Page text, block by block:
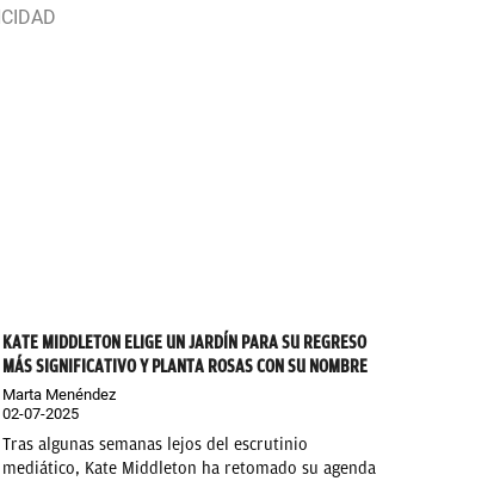
KATE MIDDLETON ELIGE UN JARDÍN PARA SU REGRESO
MÁS SIGNIFICATIVO Y PLANTA ROSAS CON SU NOMBRE
Marta Menéndez
02-07-2025
Tras algunas semanas lejos del escrutinio
mediático, Kate Middleton ha retomado su agenda